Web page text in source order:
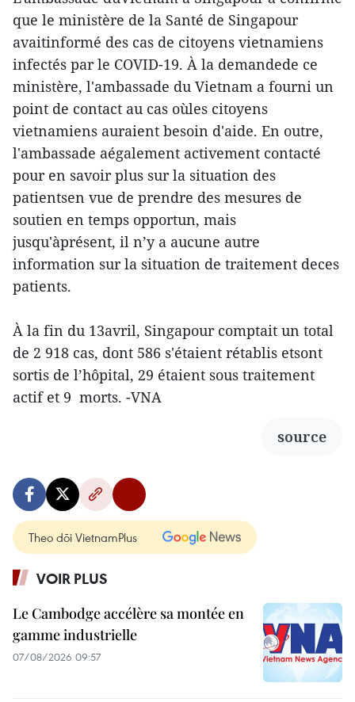
que le ministère de la Santé de Singapour
avaitinformé des cas de citoyens vietnamiens
infectés par le COVID-19. À la demandede ce
ministère, l'ambassade du Vietnam a fourni un
point de contact au cas oùles citoyens
vietnamiens auraient besoin d'aide. En outre,
l'ambassade aégalement activement contacté
pour en savoir plus sur la situation des
patientsen vue de prendre des mesures de
soutien en temps opportun, mais
jusqu'àprésent, il n’y a aucune autre
information sur la situation de traitement deces
patients.
À la fin du 13avril, Singapour comptait un total
de 2 918 cas, dont 586 s'étaient rétablis etsont
sortis de l’hôpital, 29 étaient sous traitement
actif et 9 morts. -VNA
source
Theo dõi VietnamPlus
VOIR PLUS
Le Cambodge accélère sa montée en
gamme industrielle
07/08/2026 09:57